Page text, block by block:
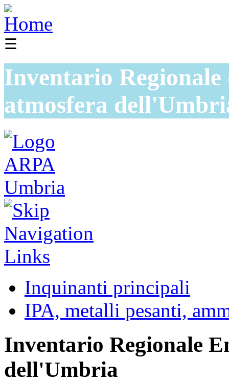
☰
Inventario
atmosfera
Inquinanti principali
IPA, metalli pesanti,
Inventario Regionale
dell'Umbria